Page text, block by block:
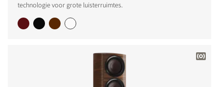
technologie voor grote luisterruimtes.